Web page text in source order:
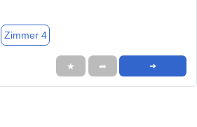
Zimmer 4
★ ➦ ➜